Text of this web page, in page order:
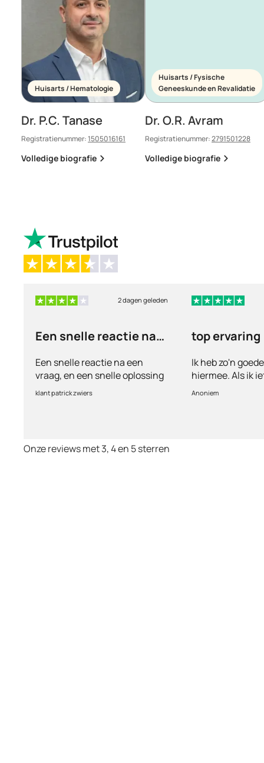
Huisarts / Hematologie
Dr. P.C. Tanase
Registratienummer:1505016161
Volledige biografie
Huisarts / Fysische
Geneeskunde en Revalidatie
Dr. O.R. Avram
Registratienummer:2791501228
Volledige biografie
2 dagen geleden
Een snelle reactie na
Een snelle reactie na een
vraag, en een snelle oplossing
klant patrick zwiers
top ervaring
Ik heb zo'n
hiermee. Als ik
vul ik een
Anoniem
Onze reviews met 3, 4 en 5 sterren